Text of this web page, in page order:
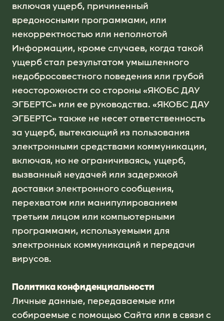
включая ущерб, причиненный
вредоносными программами, или
некорректностью или неполнотой
Информации, кроме случаев, когда такой
ущерб стал результатом умышленного
недобросовестного поведения или грубой
неосторожности со стороны «ЯКОБС ДАУ
ЭГБЕРТС» или ее руководства. «ЯКОБС ДАУ
ЭГБЕРТС» также не несет ответственность
за ущерб, вытекающий из пользования
электронными средствами коммуникации,
включая, но не ограничиваясь, ущерб,
вызванный неудачей или задержкой
доставки электронного сообщения,
перехватом или манипулированием
третьим лицом или компьютерными
программами, используемыми для
электронных коммуникаций и передачи
вирусов.
Политика конфиденциальности
Личные данные, передаваемые или
собираемые с помощью Сайта или в связи с